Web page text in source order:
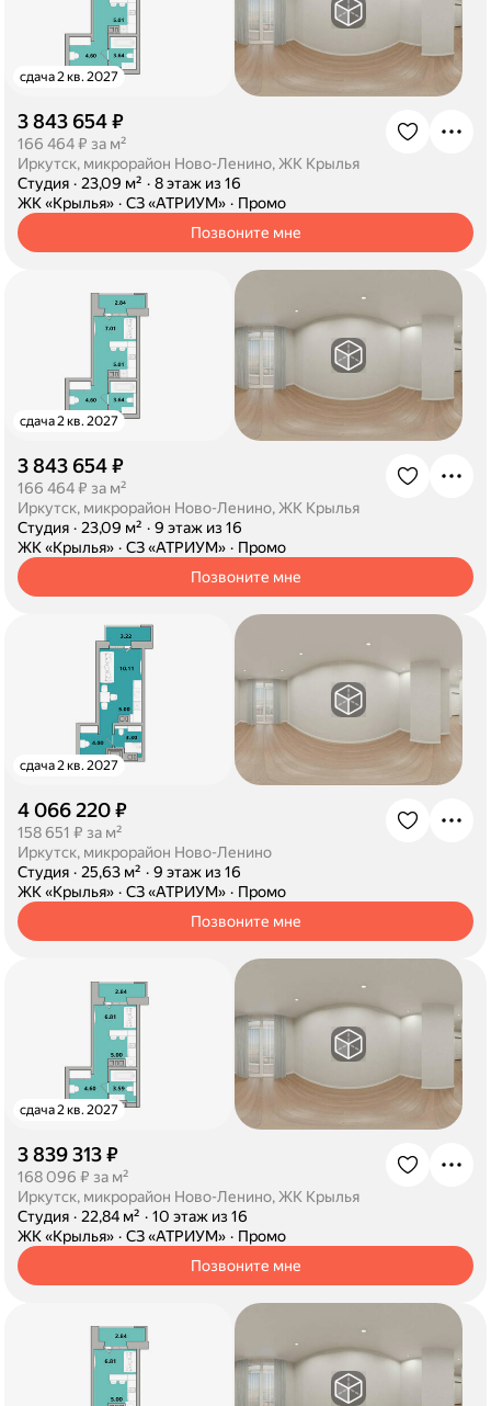
сдача 2 кв. 2027
3 843 654 ₽
166 464 ₽ за м²
Иркутск, микрорайон Ново-Ленино, ЖК Крылья
Студия · 23,09 м² · 8 этаж из 16
ЖК «Крылья» · СЗ «АТРИУМ» · Промо
Позвоните мне
сдача 2 кв. 2027
3 843 654 ₽
166 464 ₽ за м²
Иркутск, микрорайон Ново-Ленино, ЖК Крылья
Студия · 23,09 м² · 9 этаж из 16
ЖК «Крылья» · СЗ «АТРИУМ» · Промо
Позвоните мне
сдача 2 кв. 2027
4 066 220 ₽
158 651 ₽ за м²
Иркутск, микрорайон Ново-Ленино
Студия · 25,63 м² · 9 этаж из 16
ЖК «Крылья» · СЗ «АТРИУМ» · Промо
Позвоните мне
сдача 2 кв. 2027
3 839 313 ₽
168 096 ₽ за м²
Иркутск, микрорайон Ново-Ленино, ЖК Крылья
Студия · 22,84 м² · 10 этаж из 16
ЖК «Крылья» · СЗ «АТРИУМ» · Промо
Позвоните мне